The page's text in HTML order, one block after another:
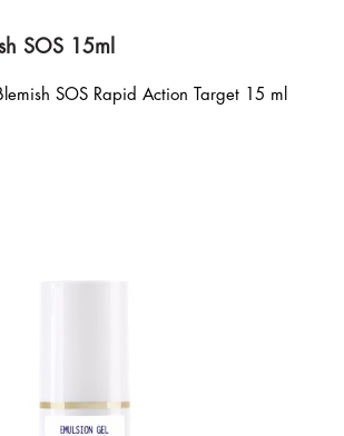
SOS 15ml
SOS Rapid Action Target 15 ml